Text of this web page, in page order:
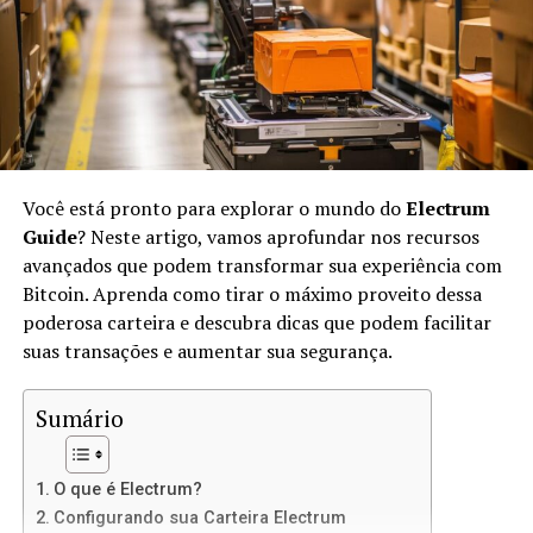
No IPFS, os arquivos são identificados por suas
hashes
únicas, em vez de endereços URL. Isso significa que,
quando você acessar um arquivo, estará acessando sua
versão exata, não importa onde ele esteja armazenado.
O IPFS usa conceitos depeer-to-peer(P2P) para
transferir arquivos diretamente entre os usuários.
Vantagens de Usar IPFS para Sites
Estáticos
Usar IPFS para hospedar sites estáticos oferece várias
vantagens:
Descentralização:
falha, o que significa mais resiliência contra
ataques e censura.
Velocidade:Como os arquivos são distribuídos
Você está pronto para explorar o mundo doElectrum
Guide? Neste artigo, vamos aprofundar nos recursos
avançados que podem transformar sua experiência com
Bitcoin. Aprenda como tirar o máximo proveito dessa
poderosa carteira e descubra dicas que podem facilitar
suas transações e aumentar sua segurança.
Sumário
O que é Electrum?
Configurando sua Carteira Electrum